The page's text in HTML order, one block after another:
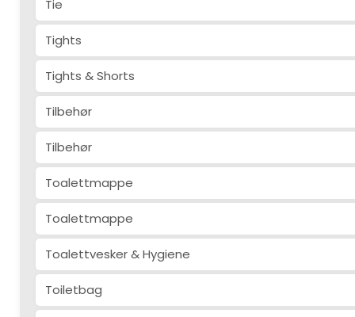
Tie
Tights
Tights & Shorts
Tilbehør
Tilbehør
Toalettmappe
Toalettmappe
Toalettvesker & Hygiene
Toiletbag